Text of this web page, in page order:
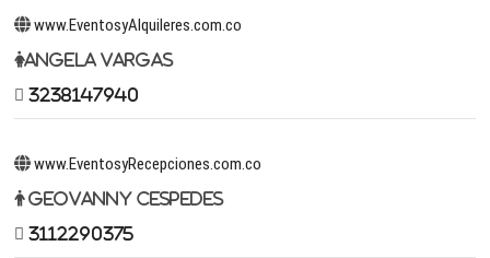
www.EventosyAlquileres.com.co
Angela Vargas
3238147940
www.EventosyRecepciones.com.co
Geovanny Cespedes
3112290375